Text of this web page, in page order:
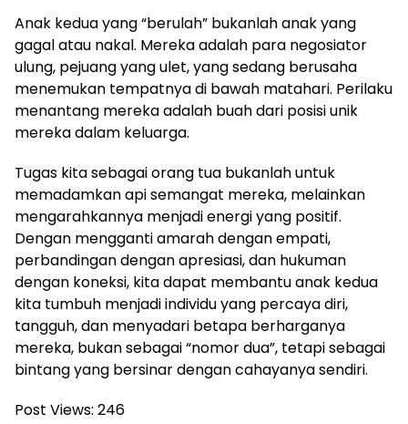
Anak kedua yang “berulah” bukanlah anak yang
gagal atau nakal. Mereka adalah para negosiator
ulung, pejuang yang ulet, yang sedang berusaha
menemukan tempatnya di bawah matahari. Perilaku
menantang mereka adalah buah dari posisi unik
mereka dalam keluarga.
Tugas kita sebagai orang tua bukanlah untuk
memadamkan api semangat mereka, melainkan
mengarahkannya menjadi energi yang positif.
Dengan mengganti amarah dengan empati,
perbandingan dengan apresiasi, dan hukuman
dengan koneksi, kita dapat membantu anak kedua
kita tumbuh menjadi individu yang percaya diri,
tangguh, dan menyadari betapa berharganya
mereka, bukan sebagai “nomor dua”, tetapi sebagai
bintang yang bersinar dengan cahayanya sendiri.
Post Views: 246